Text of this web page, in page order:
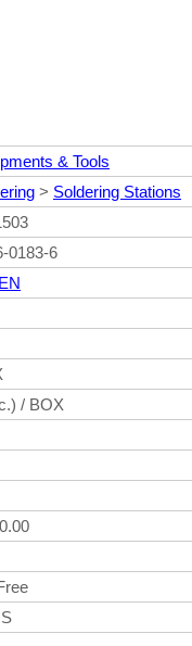
& Tools
> Soldering Stations
0183-6
/ BOX